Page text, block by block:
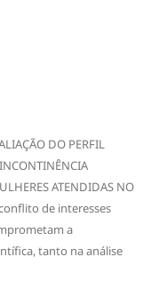
DO PERFIL
ATENDIDAS NO
de interesses
a
tanto na análise